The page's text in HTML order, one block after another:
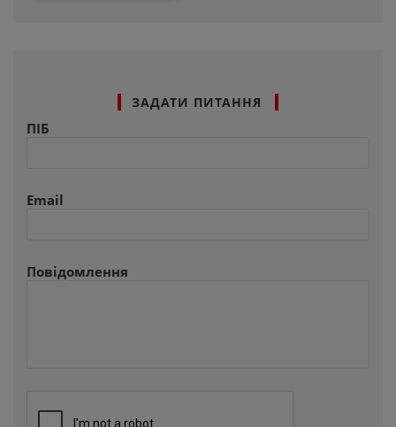
ЗАДАТИ ПИТАННЯ
ПІБ
Email
Повідомлення